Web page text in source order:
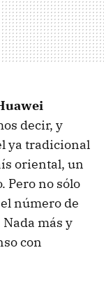
decir, y
ya tradicional
oriental, un
Pero no sólo
número de
más y
con